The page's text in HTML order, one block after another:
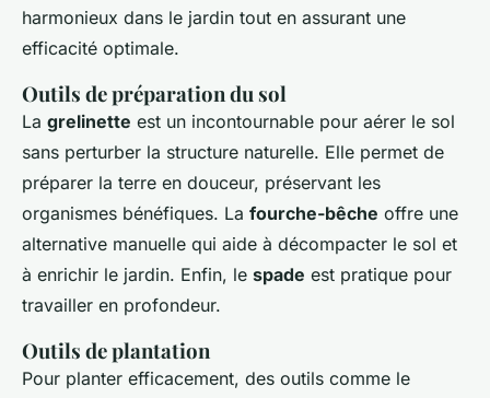
harmonieux dans le jardin tout en assurant une
efficacité optimale.
Outils de préparation du sol
La grelinette est un incontournable pour aérer le sol
sans perturber la structure naturelle. Elle permet de
préparer la terre en douceur, préservant les
organismes bénéfiques. La fourche-bêche offre une
alternative manuelle qui aide à décompacter le sol et
à enrichir le jardin. Enfin, le spade est pratique pour
travailler en profondeur.
Outils de plantation
Pour planter efficacement, des outils comme le